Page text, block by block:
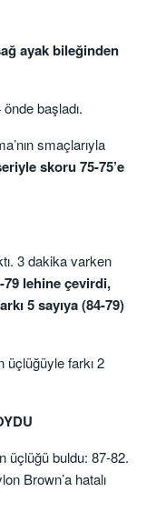
ayak bileğinden
başladı.
smaçlarıyla
skoru 75-75’e
3 dakika varken
lehine çevirdi,
5 sayıya (84-79)
üçlüğüyle farkı 2
üçlüğü buldu: 87-82.
Brown’a hatalı